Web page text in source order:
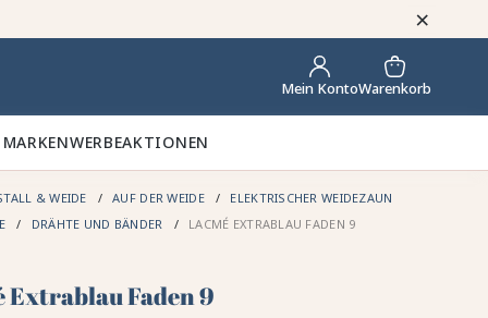
×
Mein KontoWarenkorb
WERBEAKTIONEN
& WEIDE AUF DER WEIDE
ELEKTRISCHER WEIDEZAUN
DRÄHTE UND BÄNDER LACMÉ EXTRABLAU FADEN 9
Extrablau Faden 9